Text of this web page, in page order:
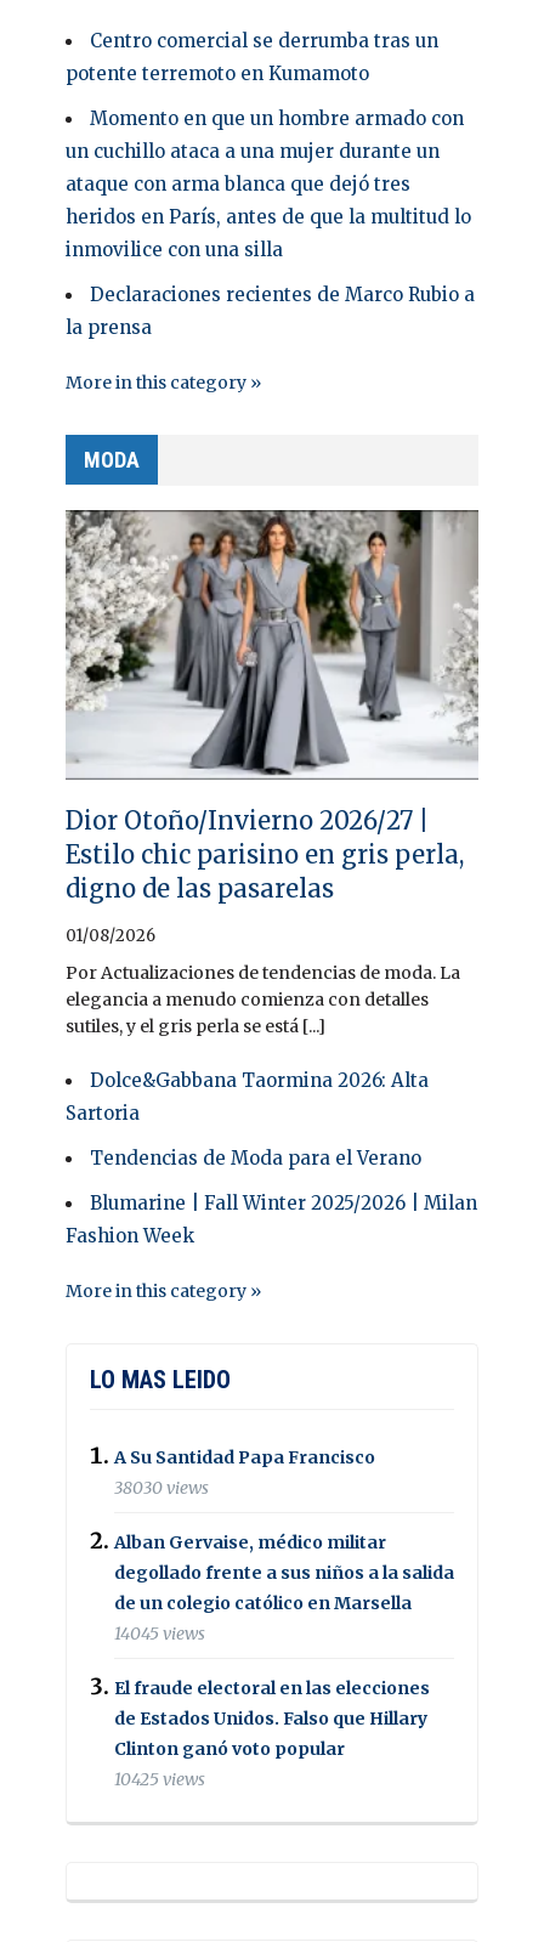
Centro comercial se derrumba tras un
potente terremoto en Kumamoto
Momento en que un hombre armado con
un cuchillo ataca a una mujer durante un
ataque con arma blanca que dejó tres
heridos en París, antes de que la multitud lo
inmovilice con una silla
Declaraciones recientes de Marco Rubio a
la prensa
More in this category »
MODA
Dior Otoño/Invierno 2026/27 |
Estilo chic parisino en gris perla,
digno de las pasarelas
01/08/2026
Por Actualizaciones de tendencias de moda. La
elegancia a menudo comienza con detalles
sutiles, y el gris perla se está [...]
Dolce&Gabbana Taormina 2026: Alta
Sartoria
Tendencias de Moda para el Verano
Blumarine | Fall Winter 2025/2026 | Milan
Fashion Week
More in this category »
LO MAS LEIDO
A Su Santidad Papa Francisco
38030 views
Alban Gervaise, médico militar
degollado frente a sus niños a la salida
de un colegio católico en Marsella
14045 views
El fraude electoral en las elecciones
de Estados Unidos. Falso que Hillary
Clinton ganó voto popular
10425 views